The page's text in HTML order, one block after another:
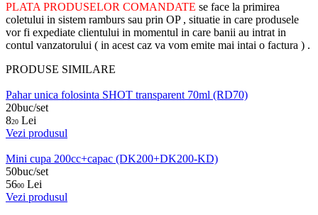
PLATA PRODUSELOR COMANDATE se face la primirea
coletului in sistem ramburs sau prin OP , situatie in care produsele
vor fi expediate clientului in momentul in care banii au intrat in
contul vanzatorului ( in acest caz va vom emite mai intai o factura ) .
PRODUSE SIMILARE
Pahar unica folosinta SHOT transparent 70ml (RD70)
20buc/set
820 Lei
Vezi produsul
Mini cupa 200cc+capac (DK200+DK200-KD)
50buc/set
5600 Lei
Vezi produsul